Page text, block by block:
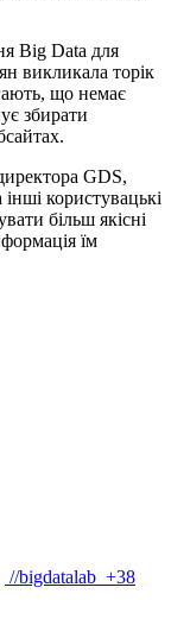
Big Data для
викликала торік
що немає
збирати
GDS,
користувацькі
більш якісні
їм
//bigdatalab +38